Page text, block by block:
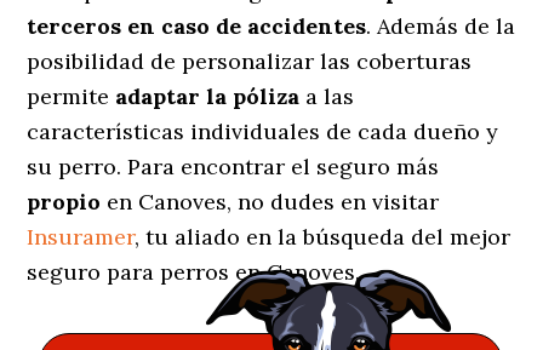
terceros en caso de accidentes. Además de la
posibilidad de personalizar las coberturas
permite adaptar la póliza a las
características individuales de cada dueño y
su perro. Para encontrar el seguro más
propio en Canoves, no dudes en visitar
Insuramer, tu aliado en la búsqueda del mejor
seguro para perros en Canoves.